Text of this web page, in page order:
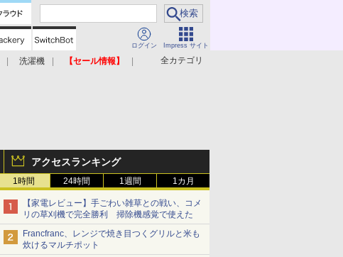
ログイン Impress サイト
全カテゴリ
洗濯機
【セール情報】
アクセスランキング
1時間 24時間 1週間 1カ月
【家電レビュー】手ごわい雑草との戦い、コメ
リの草刈機で完全勝利 掃除機感覚で使えた
Francfranc、レンジで焼き目つくグリルと米も
炊けるマルチポット